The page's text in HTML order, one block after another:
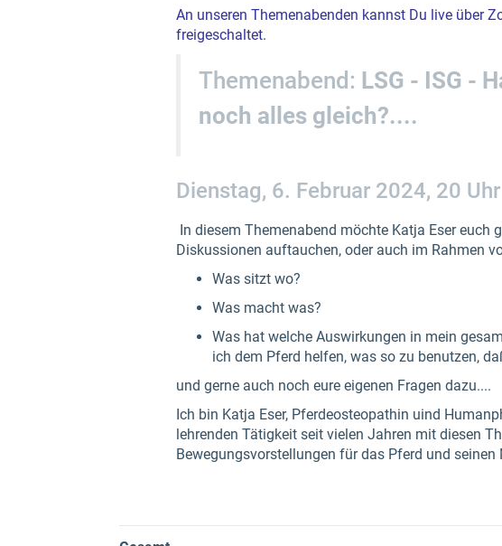
An unseren Themenabenden kannst Du live über
freigeschaltet.
Themenabend: LSG - ISG -
noch alles gleich?....
Dienstag, 6. Februar 2024, 20
In diesem Themenabend möchte Katja Eser euch
Diskussionen auftauchen, oder auch im Rahmen
Was sitzt wo?
Was macht was?
Was hat welche Auswirkungen in mein
ich dem Pferd helfen, was so zu benutzen,
und gerne auch noch eure eigenen Fragen dazu....
Ich bin Katja Eser, Pferdeosteopathin uind
lehrenden Tätigkeit seit vielen Jahren mit diesen
Bewegungsvorstellungen für das Pferd und seinen